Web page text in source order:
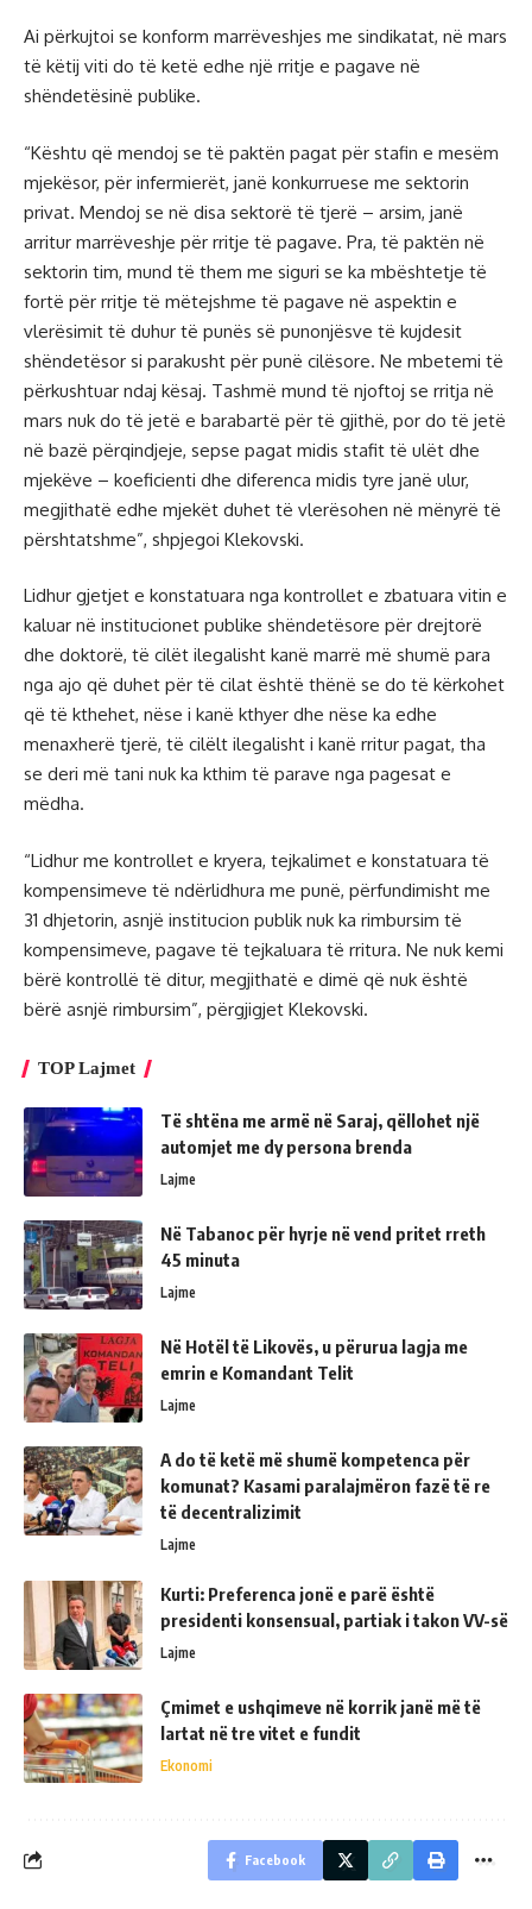
Ai përkujtoi se konform marrëveshjes me sindikatat, në mars
të këtij viti do të ketë edhe një rritje e pagave në
shëndetësinë publike.
“Kështu që mendoj se të paktën pagat për stafin e mesëm
mjekësor, për infermierët, janë konkurruese me sektorin
privat. Mendoj se në disa sektorë të tjerë – arsim, janë
arritur marrëveshje për rritje të pagave. Pra, të paktën në
sektorin tim, mund të them me siguri se ka mbështetje të
fortë për rritje të mëtejshme të pagave në aspektin e
vlerësimit të duhur të punës së punonjësve të kujdesit
shëndetësor si parakusht për punë cilësore. Ne mbetemi të
përkushtuar ndaj kësaj. Tashmë mund të njoftoj se rritja në
mars nuk do të jetë e barabartë për të gjithë, por do të jetë
në bazë përqindjeje, sepse pagat midis stafit të ulët dhe
mjekëve – koeficienti dhe diferenca midis tyre janë ulur,
megjithatë edhe mjekët duhet të vlerësohen në mënyrë të
përshtatshme”, shpjegoi Klekovski.
Lidhur gjetjet e konstatuara nga kontrollet e zbatuara vitin e
kaluar në institucionet publike shëndetësore për drejtorë
dhe doktorë, të cilët ilegalisht kanë marrë më shumë para
nga ajo që duhet për të cilat është thënë se do të kërkohet
që të kthehet, nëse i kanë kthyer dhe nëse ka edhe
menaxherë tjerë, të cilëlt ilegalisht i kanë rritur pagat, tha
se deri më tani nuk ka kthim të parave nga pagesat e
mëdha.
“Lidhur me kontrollet e kryera, tejkalimet e konstatuara të
kompensimeve të ndërlidhura me punë, përfundimisht me
31 dhjetorin, asnjë institucion publik nuk ka rimbursim të
kompensimeve, pagave të tejkaluara të rritura. Ne nuk kemi
bërë kontrollë të ditur, megjithatë e dimë që nuk është
bërë asnjë rimbursim”, përgjigjet Klekovski.
TOP Lajmet
Të shtëna me armë në Saraj, qëllohet një
automjet me dy persona brenda
Lajme
Në Tabanoc për hyrje në vend pritet rreth
45 minuta
Lajme
Në Hotël të Likovës, u përurua lagja me
emrin e Komandant Telit
Lajme
A do të ketë më shumë kompetenca për
komunat? Kasami paralajmëron fazë të re
të decentralizimit
Lajme
Kurti: Preferenca jonë e parë është
presidenti konsensual, partiak i takon VV-së
Lajme
Çmimet e ushqimeve në korrik janë më të
lartat në tre vitet e fundit
Ekonomi
Facebook